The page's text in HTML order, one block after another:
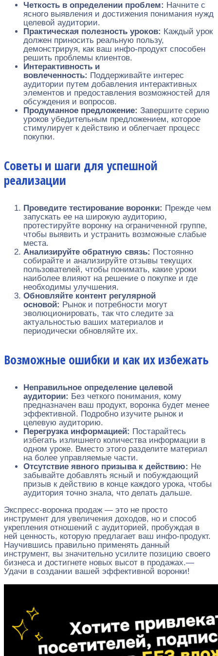
Четкость в определении проблем: Начните с
ясного выявления и достижения понимания нужд
целевой аудитории.
Практическая полезность уроков: Каждый урок
должен приносить реальную пользу,
демонстрируя, как ваш инфо-продукт способен
решить проблемы клиентов.
Интерактивность и
вовлеченность: Поддерживайте интерес
аудитории путем добавления интерактивных
элементов и предоставления возможностей для
обсуждения и вопросов.
Продуманное предложение: Завершите серию
уроков убедительным предложением, которое
стимулирует к действию и облегчает процесс
покупки.
Советы и шаги для успешной
реализации
Проведите тестирование воронки: Прежде чем
запускать ее на широкую аудиторию,
протестируйте воронку на ограниченной группе,
чтобы выявить и устранить возможные слабые
места.
Анализируйте обратную связь: Постоянно
собирайте и анализируйте отзывы текущих
пользователей, чтобы понимать, какие уроки
наиболее влияют на решение о покупке и где
необходимы улучшения.
Обновляйте контент регулярной
основой: Рынок и потребности могут
эволюционировать, так что следите за
актуальностью ваших материалов и
периодически обновляйте их.
Возможные ошибки и как их избежать
Неправильное определение целевой
аудитории: Без четкого понимания, кому
предназначен ваш продукт, воронка будет менее
эффективной. Подробно изучите рынок и
целевую аудиторию.
Перегрузка информацией: Постарайтесь
избегать излишнего количества информации в
одном уроке. Вместо этого разделите материал
на более управляемые части.
Отсутствие явного призыва к действию: Не
забывайте добавлять ясный и побуждающий
призыв к действию в конце каждого урока, чтобы
аудитория точно знала, что делать дальше.
Экспресс-воронка продаж — это не просто
инструмент для увеличения доходов, но и способ
укрепления отношений с аудиторией, пробуждая в
ней ценность, которую предлагает ваш инфо-продукт.
Научившись правильно применять данный
инструмент, вы значительно усилите позицию своего
бизнеса и достигнете новых высот в продажах.—
Удачи в создании вашей эффективной воронки!